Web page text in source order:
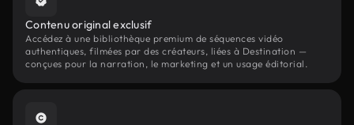
Contenu original exclusif
Accédez à une bibliothèque premium de séquences vidéo
authentiques, filmées par des créateurs, liées à Destination —
conçues pour la narration, le marketing et un usage éditorial.